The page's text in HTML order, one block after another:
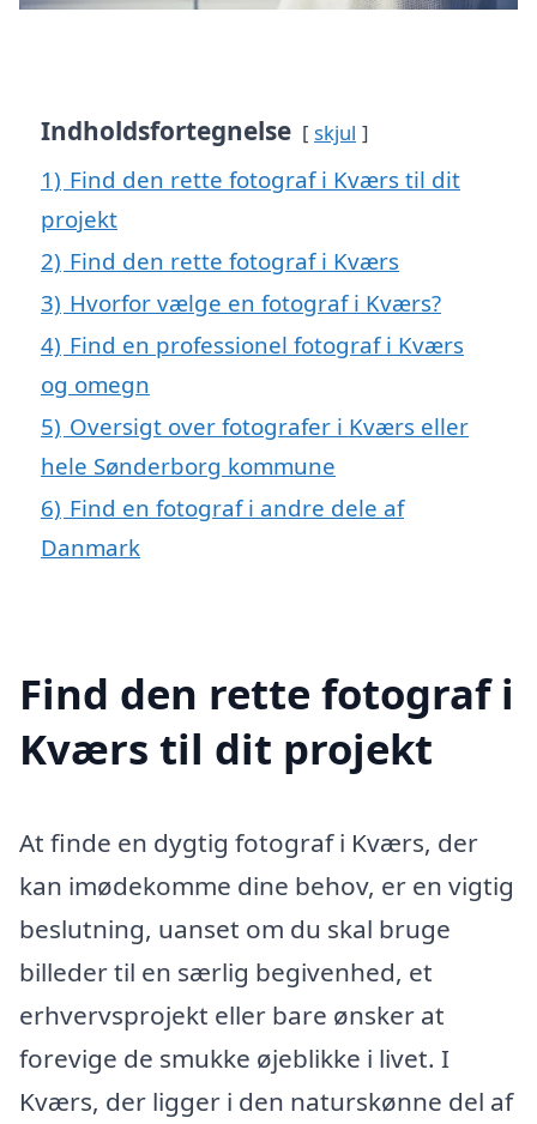
Indholdsfortegnelse skjul
1) Find den rette fotograf i Kværs til dit
projekt
2) Find den rette fotograf i Kværs
3) Hvorfor vælge en fotograf i Kværs?
4) Find en professionel fotograf i Kværs
og omegn
5) Oversigt over fotografer i Kværs eller
hele Sønderborg kommune
6) Find en fotograf i andre dele af
Danmark
Find den rette fotograf i
Kværs til dit projekt
At finde en dygtig fotograf i Kværs, der
kan imødekomme dine behov, er en vigtig
beslutning, uanset om du skal bruge
billeder til en særlig begivenhed, et
erhvervsprojekt eller bare ønsker at
forevige de smukke øjeblikke i livet. I
Kværs, der ligger i den naturskønne del af